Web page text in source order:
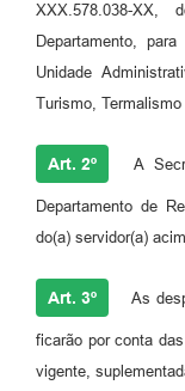
XXX.578.038-
Departamento,
Unidade
Turismo,
Art. 2º A
Departamento de
do(a) servidor(a)
Art. 3º As
ficarão por conta
vigente,